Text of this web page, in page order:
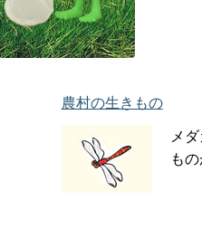
農村の生きもの
メ
も